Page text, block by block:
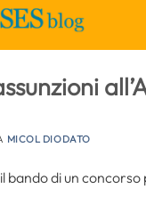
MICOL DIODATO
di un concorso